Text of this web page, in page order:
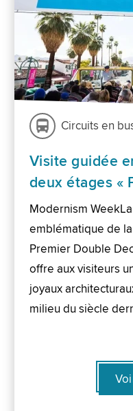
Circuits en
Visite guidée
deux étages «
Modernism
emblématique de
Premier Double
offre aux visiteurs
joyaux
milieu du siècle